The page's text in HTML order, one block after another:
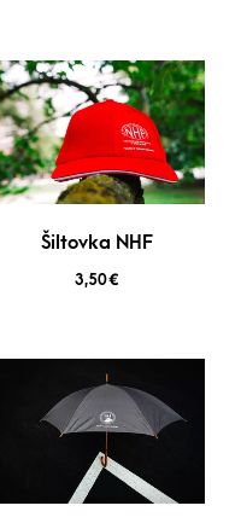
Šiltovka NHF
3,50€